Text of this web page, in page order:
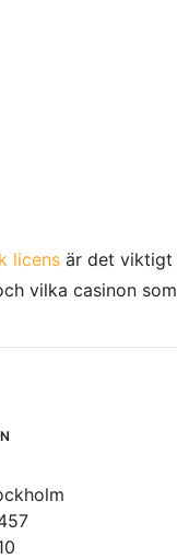
licensär det viktigt
vilka casinon som